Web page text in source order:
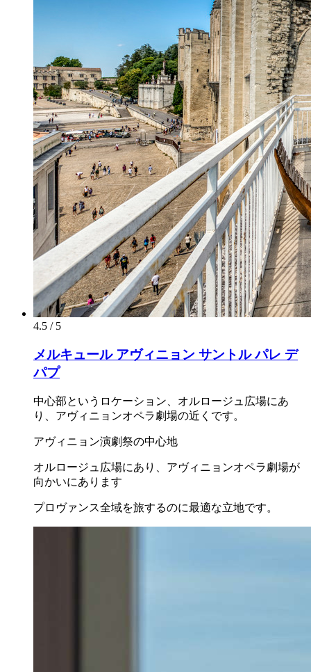
4.5 / 5
メルキュール アヴィニョン サントル パレ デ
パプ
中心部というロケーション、オルロージュ広場にあ
り、アヴィニョンオペラ劇場の近くです。
アヴィニョン演劇祭の中心地
オルロージュ広場にあり、アヴィニョンオペラ劇場が
向かいにあります
プロヴァンス全域を旅するのに最適な立地です。